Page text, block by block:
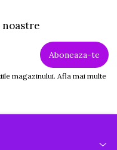
magazinului. Afla mai multe